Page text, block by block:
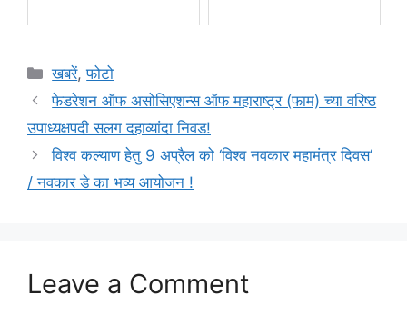
Categories
खबरें,फोटो
फेडरेशन ऑफ असोसिएशन्स ऑफ महाराष्ट्र (फाम) च्या वरिष्ठ
उपाध्यक्षपदी सलग दहाव्यांदा निवड!
विश्व कल्याण हेतु 9 अप्रैल को ‘विश्व नवकार महामंत्र दिवस’
/ नवकार डे का भव्य आयोजन !
Leave a Comment